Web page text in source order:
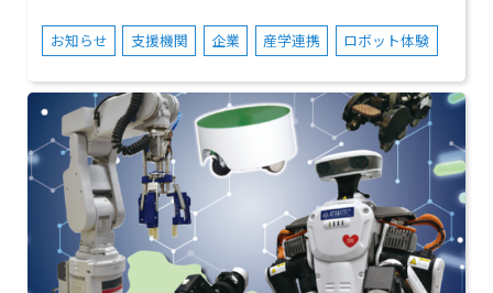
お知らせ 支援機関 企業 産学連携 ロボット体験